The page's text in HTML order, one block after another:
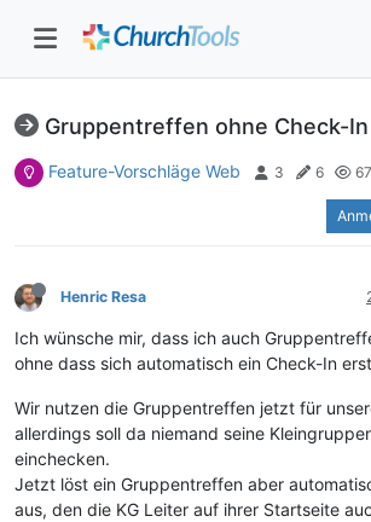
Gruppentreffen ohne Check-In
Feature-Vorschläge Web 3 6
Henric Resa
Ich wünsche mir, dass ich auch
ohne dass sich automatisch ein Check-In
Wir nutzen die Gruppentreffen jetzt für
allerdings soll da niemand seine
einchecken.
Jetzt löst ein Gruppentreffen aber
aus, den die KG Leiter auf ihrer Startseite